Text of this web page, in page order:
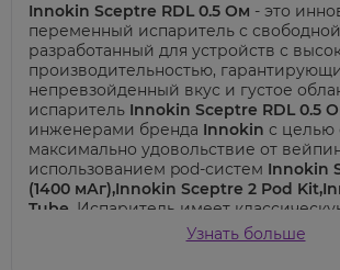
Innokin Sceptre RDL 0.5 Ом - это
переменный испаритель с
разработанный для устройств с
производительностью,
непревзойденный вкус и густое
испаритель Innokin Sceptre RDL 0.5
инженерами бренда Innokin с целью
максимально удовольствие от
использованием pod-систем Innokin
(1400 мАг),Innokin Sceptre 2 Pod
Tube. Испаритель имеет
металлическую спиральс
что позволяет получать свободную и
Узнать больше